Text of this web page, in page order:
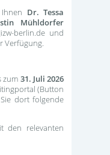
Dr. Tessa
Mühldorfer
berlin.de und
Verfügung.
zum 31. Juli 2026
(Button
dort folgende
relevanten